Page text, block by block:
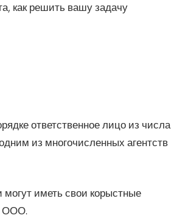
как решить вашу задачу
ответственное лицо из числа
из многочисленных агентств
могут иметь свои корыстные
ООО.